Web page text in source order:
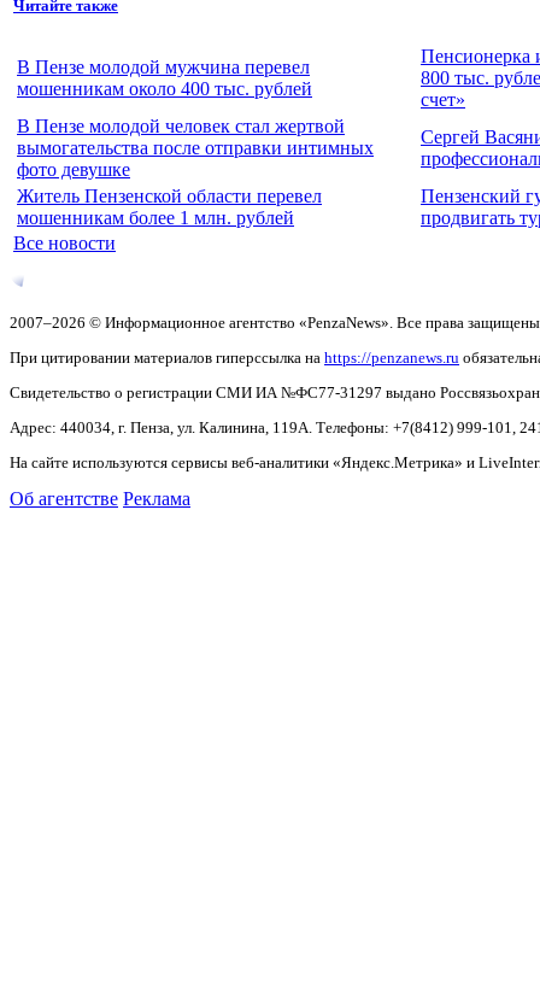
Читайте также
В Пензе молодой мужчина перевел
мошенникам около 400 тыс. рублей
Пенсионерка
800 тыс.
счет»
В Пензе молодой человек стал жертвой
вымогательства после отправки интимных
фото девушке
Сергей
Житель Пензенской области перевел
мошенникам более 1 млн. рублей
Пензенский
продвигать
Все новости
2007–2026 © Информационное агентство «PenzaNews». Все права
При цитировании материалов гиперссылка на https://penzanews.ru
Свидетельство о регистрации СМИ ИА №ФС77-31297 выдано
Адрес: 440034, г. Пенза, ул. Калинина, 119А. Телефоны: +7(8412) 999-101,
На сайте используются сервисы веб-аналитики «Яндекс.Метрика» и
Об агентстве Реклама